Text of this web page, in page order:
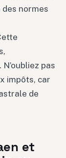
normes
pas
impôts, car
de
et